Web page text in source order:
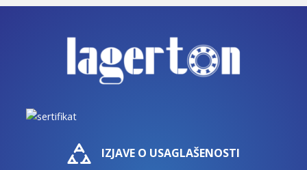
IZJAVE O USAGLAŠENOSTI